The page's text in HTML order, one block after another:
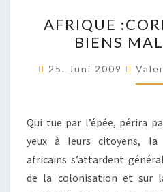
ET
AFRIQUE
BIENS
25. Juni 2009
Qui tue par l’épée, périra
yeux à leurs citoyens, la
africains s’attardent
de la colonisation et sur